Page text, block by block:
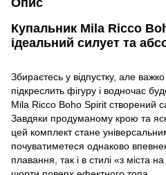
Опис
Купальник Mila Ricco
ідеальний силует та
Збираєтесь у відпустку, але
підкреслить фігуру і водночас
Mila Ricco Boho Spirit створений
Завдяки продуманому крою та
цей комплект стане
почуватиметеся однаково
плавання, так і в стилі «з міста